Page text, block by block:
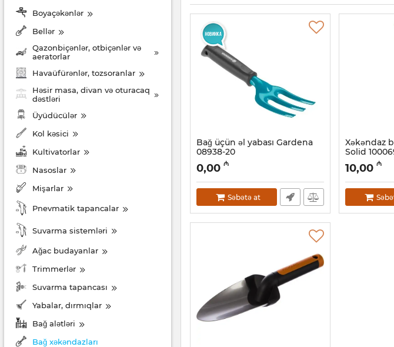
Boyaçəkənlər
Bellər
Qazonbiçənlər, otbiçənlər və
aeratorlar
Havaüfürənlər, tozsoranlar
Həsir masa, divan və oturacaq
dəstləri
Üyüdücülər
Kol kəsici
Kultivatorlar
Nasoslar
Mişarlar
Pnevmatik tapancalar
Suvarma sistemləri
Ağac budayanlar
Trimmerlər
Suvarma tapancası
Yabalar, dırmıqlar
Bağ alətləri
Bağ xəkəndazları
Bağ üçün əl yabası Gardena
08938-20
Artikul: 029001001
0,00 ₼
Səbətə at
Xəkəndaz
Solid
Artikul:
10,00 ₼